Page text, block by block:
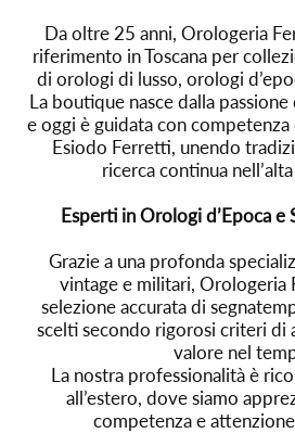
Da oltre 25 anni, Orologeria
riferimento in Toscana per
di orologi di lusso, orologi
La boutique nasce dalla
e oggi è guidata con
Esiodo Ferretti, unendo
ricerca continua
Esperti in Orologi d’Epoca e
Grazie a una profonda
vintage e militari, Orologeria
selezione accurata di
scelti secondo rigorosi criteri di
valore nel
La nostra professionalità è
all’estero, dove siamo
competenza e